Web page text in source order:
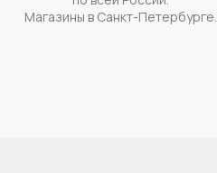
Магазины в Санкт-Петербурге.